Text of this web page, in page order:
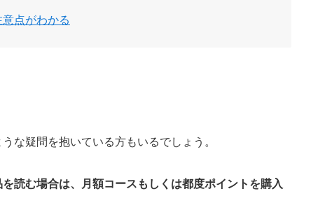
点がわかる
な疑問を抱いている方もいるでしょう。
読む場合は、月額コースもしくは都度ポイントを購入